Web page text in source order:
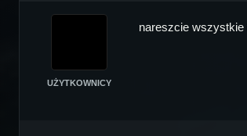
UŻYTKOWNICY
nareszcie wszystkie